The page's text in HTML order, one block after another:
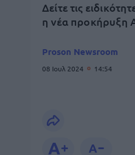
Δείτε τις
η νέα προκήρυξη
Proson Newsroom
08 Ιουλ 2024 14:54